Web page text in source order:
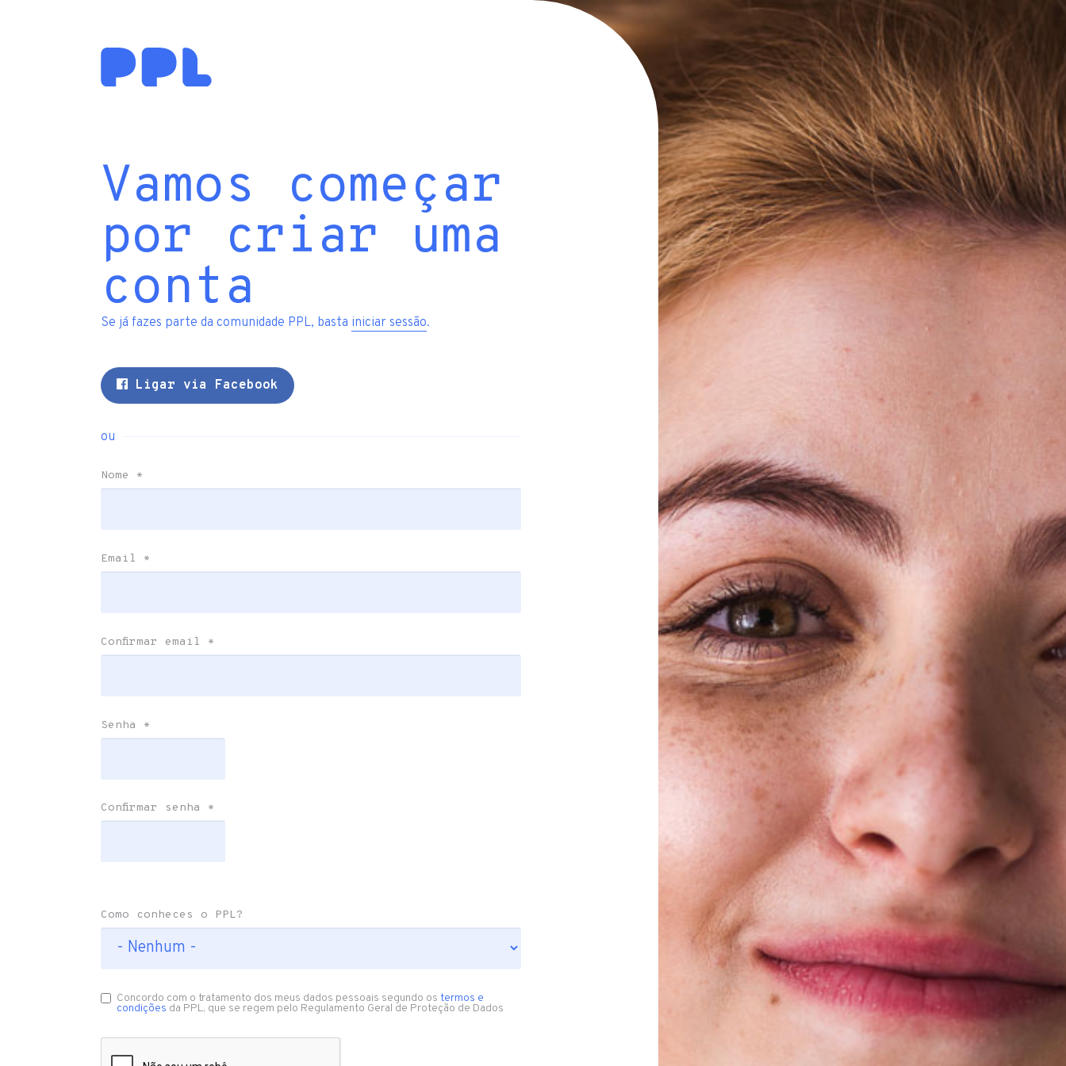
Vamos começar
por criar uma
conta
Se já fazes parte da comunidade PPL, basta iniciar sessão.
Ligar via Facebook
ou
Nome *
Email *
Confirmar email *
Senha *
Confirmar senha *
Como conheces o PPL?
Concordo com o tratamento dos meus dados pessoais segundo os termos e
condições da PPL, que se regem pelo Regulamento Geral de Proteção de Dados